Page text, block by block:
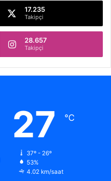
17.235
Takipçi
28.657
Takipçi
27 ℃
37º - 26º
53%
4.02 km/saat